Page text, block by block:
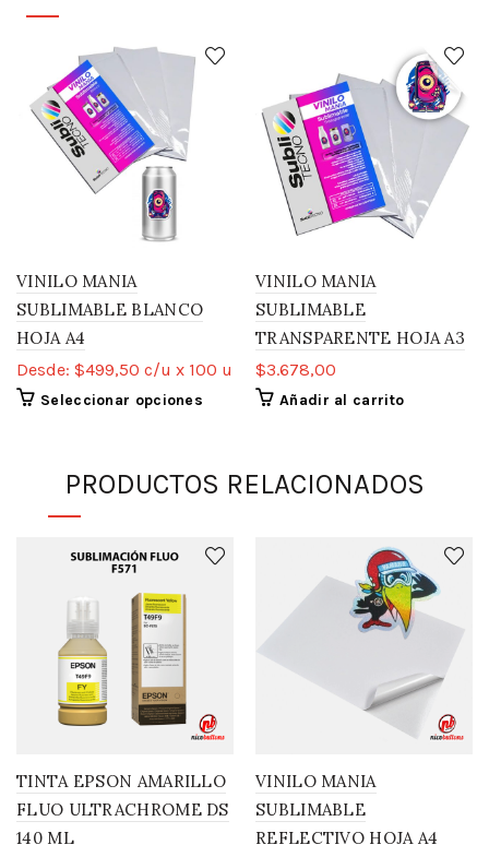
VINILO MANIA
SUBLIMABLE BLANCO
HOJA A4
Desde: $499,50 c/u x 100 u
Seleccionar opciones
VINILO MANIA
SUBLIMABLE
TRANSPARENTE HOJA A3
$3.678,00
Añadir al carrito
PRODUCTOS RELACIONADOS
TINTA EPSON AMARILLO
FLUO ULTRACHROME DS
140 ML
VINILO MANIA
SUBLIMABLE
REFLECTIVO HOJA A4